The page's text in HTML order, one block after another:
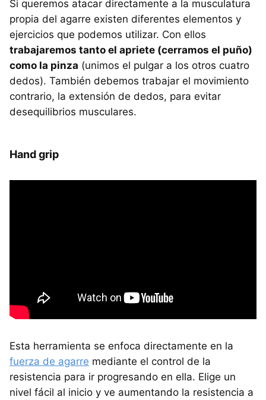
Si queremos atacar directamente a la musculatura
propia del agarre existen diferentes elementos y
ejercicios que podemos utilizar. Con ellos
trabajaremos tanto el apriete (cerramos el puño)
como la pinza (unimos el pulgar a los otros cuatro
dedos). También debemos trabajar el movimiento
contrario, la extensión de dedos, para evitar
desequilibrios musculares.
Hand grip
Esta herramienta se enfoca directamente en la
fuerza de agarre mediante el control de la
resistencia para ir progresando en ella. Elige un
nivel fácil al inicio y ve aumentando la resistencia a